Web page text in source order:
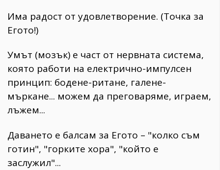
Има радост от удовлетворение. (Точка за
Егото!)
Умът (мозък) е част от нервната система,
която работи на електрично-импулсен
принцип: бодене-ритане, галене-
мъркане... можем да преговаряме, играем,
лъжем...
Даването е балсам за Егото – "колко съм
готин", "горките хора", "който е
заслужил"...